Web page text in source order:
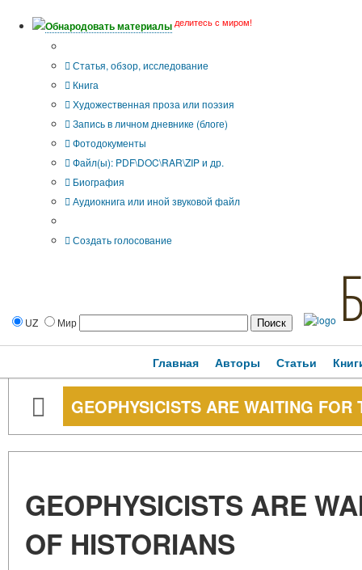
Обнародовать материалы делитесь с миром!
Статья, обзор, исследование
Книга
Художественная проза или поэзия
Запись в личном дневнике (блоге)
Фотодокументы
Файл(ы): PDF\DOC\RAR\ZIP и др.
Биография
Аудиокнига или иной звуковой файл
Создать голосование
UZ Мир
Главная Авторы Статьи
GEOPHYSICISTS ARE WAITING
GEOPHYSICISTS ARE
OF HISTORIANS